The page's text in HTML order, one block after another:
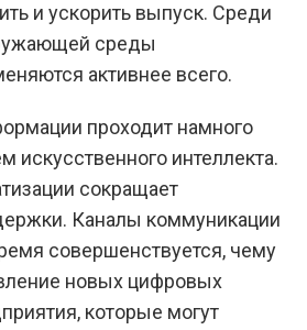
и ускорить выпуск. Среди
среды
активнее всего.
проходит намного
искусственного интеллекта.
сокращает
Каналы коммуникации
совершенствуется, чему
новых цифровых
которые могут